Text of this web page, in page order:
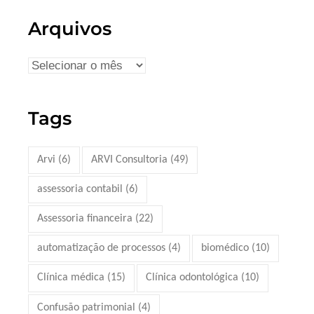
Arquivos
Tags
Arvi (6) ARVI Consultoria (49)
assessoria contabil (6)
Assessoria financeira (22)
automatização de processos (4) biomédico (10)
Clínica médica (15) Clínica odontológica (10)
Confusão patrimonial (4)